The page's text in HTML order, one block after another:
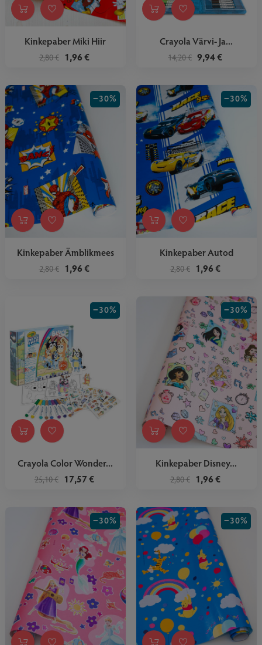
Kinkepaber Miki Hiir
2,80 € 1,96 €
Crayola Värvi- Ja...
14,20 € 9,94 €
Kinkepaber Ämblikmees
2,80 €
−30%
1,96 €
Kinkepaber Autod
2,80 €
−30%
1,96 €
Crayola Color Wonder...
25,10 €
−30%
17,57 €
Kinkepaber Disney...
2,80 €
−30%
1,96 €
−30% −30%